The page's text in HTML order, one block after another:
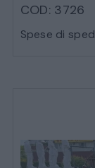
COD: 3726
Spese di